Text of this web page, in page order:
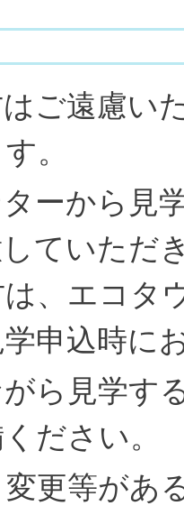
ご遠慮い
。
ーから見
ていただ
、エコタ
申込時に
ら見学す
ださい。
更等があ